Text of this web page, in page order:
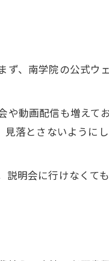
ず、南学院の公式ウ
や動画配信も増えて
落とさないように
説明会に行けなくて